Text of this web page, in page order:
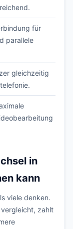
für
parallele
gleichzeitig
in
kann
viele denken.
zahlt